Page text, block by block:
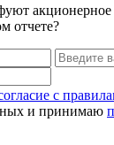
отчете?
с
и принимаю